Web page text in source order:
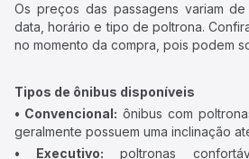
Os preços das passagens variam
data, horário e tipo de poltrona.
no momento da compra, pois podem
Tipos de ônibus disponíveis
• Convencional: ônibus com
geralmente possuem uma inclinação
• Executivo: poltronas